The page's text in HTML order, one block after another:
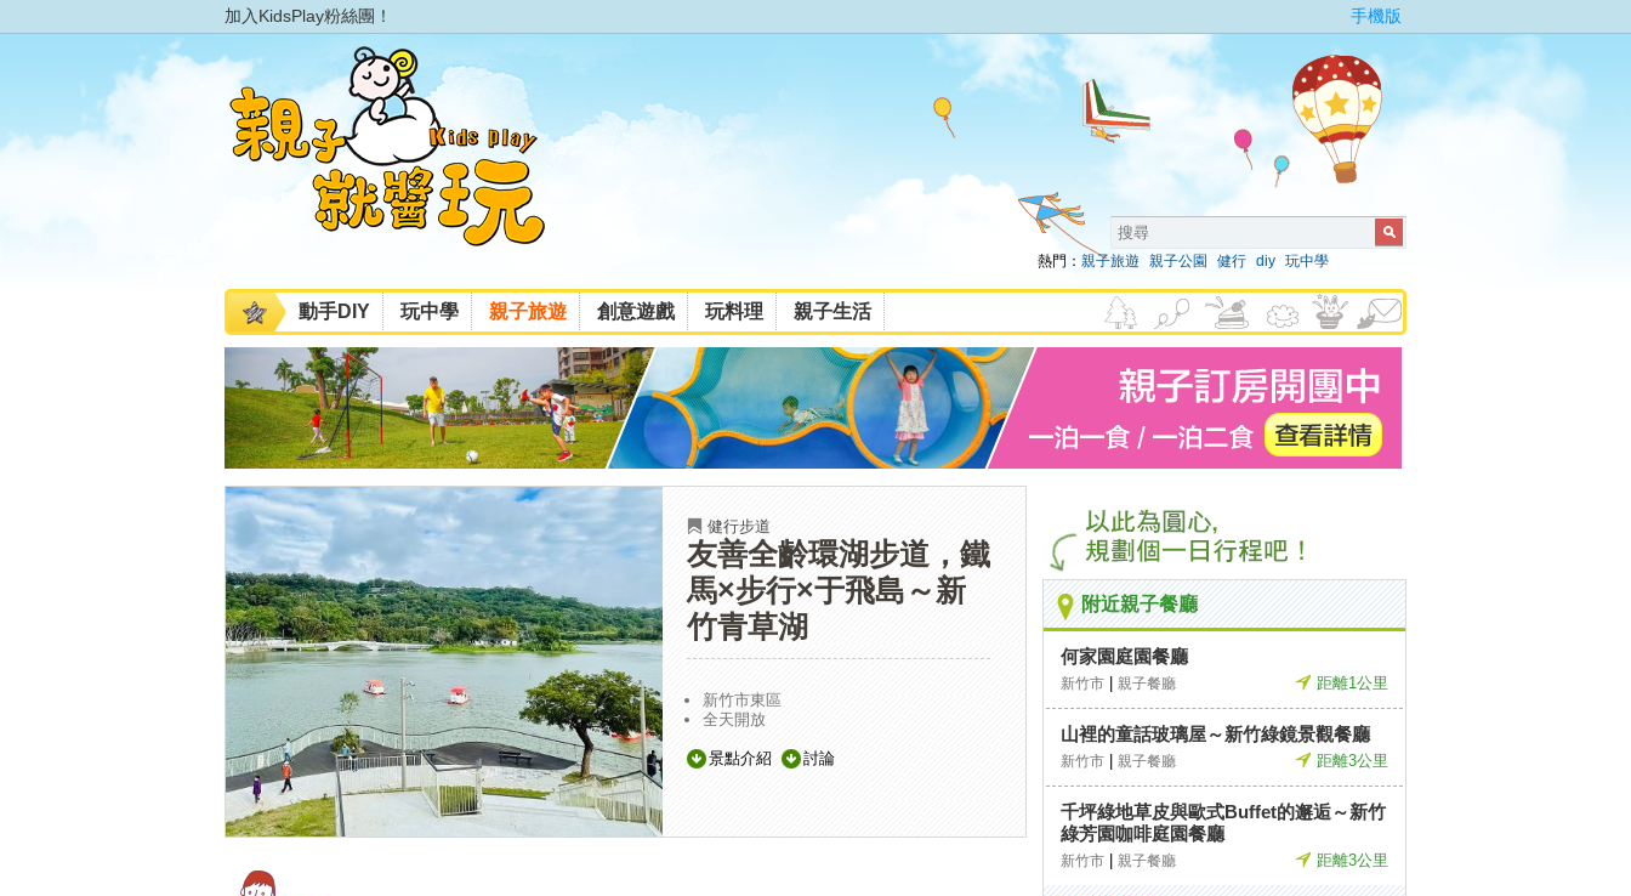
加入KidsPlay粉絲團！ 手機版
熱門： 親子旅遊 親子公園 健行 diy 玩中學
動手DIY 玩中學 親子旅遊 創意遊戲 玩料理 親子生活
健行步道
友善全齡環湖步道，鐵
馬×步行×于飛島～新
竹青草湖
新竹市東區
全天開放
景點介紹 討論
附近親子餐廳
何家園庭園餐廳
新竹市 親子餐廳 距離1公里
山裡的童話玻璃屋～新竹綠鏡景觀餐廳
新竹市 親子餐廳 距離3公里
千坪綠地草皮與歐式Buffet的邂逅～新竹
綠芳園咖啡庭園餐廳
新竹市 親子餐廳 距離3公里